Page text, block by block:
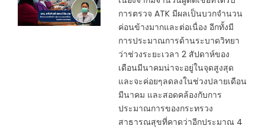
การตรวจ ATK มีผลเป็นบวกจำนวน
ค่อนข้างมากและต่อเนื่อง อีกทั้งมี
การประมาณการด้านระบาดวิทยา
ว่าช่วงระยะเวลา 2 สัปดาห์ของ
เดือนมีนาคมน่าจะอยู่ในจุดสูงสุด
และจะค่อยๆลดลงในช่วงปลายเดือน
มีนาคม และสอดคล้องกับการ
ประมาณการของกระทรวง
สาธารณสุขที่คาดว่าอีกประมาณ 4